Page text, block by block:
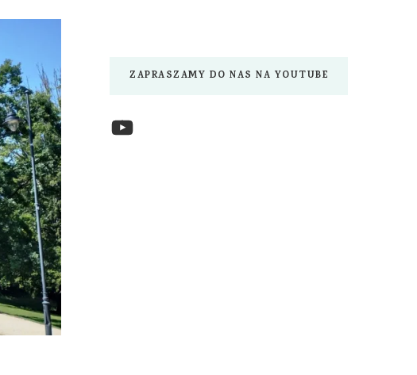
ZAPRASZAMY DO NAS NA YOUTUBE
YouTube